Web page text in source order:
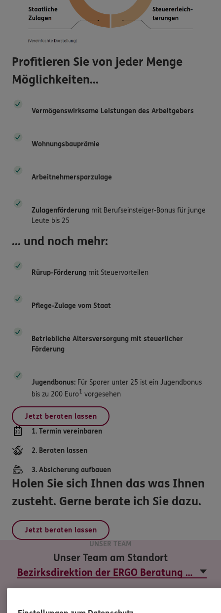
Profitieren Sie von jeder Menge
Möglichkeiten...
Vermögenswirksame Leistungen des Arbeitgebers
Wohnungsbauprämie
Arbeitnehmersparzulage
Zulagenförderung mit Berufseinsteiger-Bonus für junge
Leute bis 25
... und noch mehr:
Rürup-Förderung mit Steuervorteilen
Pflege-Zulage vom Staat
Betriebliche Altersversorgung mit steuerlicher
Förderung
Jugendbonus: Für Sparer unter 25 ist ein Jugendbonus
bis zu 200 Euro1 vorgesehen
Jetzt beraten lassen
1. Termin vereinbaren
2. Beraten lassen
3. Absicherung aufbauen
Holen Sie sich Ihnen das was Ihnen
zusteht. Gerne berate ich Sie dazu.
Jetzt beraten lassen
UNSER TEAM
Unser Team am Standort